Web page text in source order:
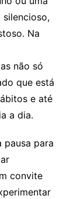
Na
não só
que está
e até
a dia.
pausa para
convite